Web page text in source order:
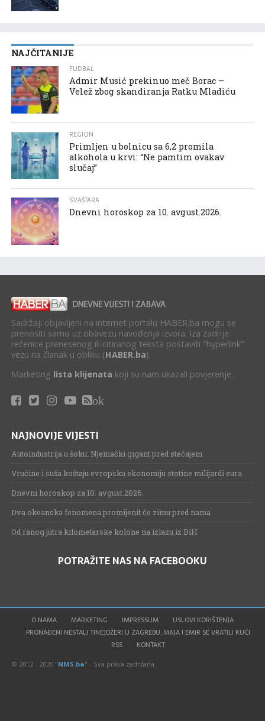
NAJČITANIJE
FUDBAL
Admir Musić prekinuo meč Borac –
Velež zbog skandiranja Ratku Mladiću
REGION
Primljen u bolnicu sa 6,2 promila
alkohola u krvi: “Ne pamtim ovakav
slučaj”
SVAŠTARA
Dnevni horoskop za 10. avgust.2026.
Sadržaji objavljeni na internet portalu HABER.ba mogu se
prenositi samo uz obavezu navođenja izvora. Iza zadnje
rečenice prenesenog ili citiranog teksta postaviti "hyperlink"
vezu na članak u obliku (HABER.ba).
Marketing lista klijenata koji su nam ukazali povjerenje.
ok
NAJNOVIJE VIJESTI
Autoindustrija u šoku: Njemački gigant pred stečajem
Vrućine i suša koštaju evropsku ekonomiju stotine milijardi eura
Dnevni horoskop za 10. avgust.2026.
Dva okeanska fenomena promijenit će zimu pred nama
Od ranog jutra kilometarske kolone na izlazu iz BiH
POTRAŽITE NAS NA FACEBOOKU
O NAMA MARKETING IMPRESSUM
USLOVI KORIŠTENJA
PRONAĐENI NESTALI TINEJDŽERI U ZAGREBU: MAJA I EMIR SE VRATILI KUĆI
RSS
KONTAKT
© 2012 - 2020 "NMS.ba" - Sva prava zadržana.